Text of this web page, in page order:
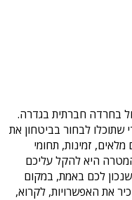
בחרדה חברתית בגדרה.
שתוכלו לבחור בביטחון את
זמינות, תחומי
היא להקל עליכם
לכם באמת, במקום
את האפשרויות, לקרוא,